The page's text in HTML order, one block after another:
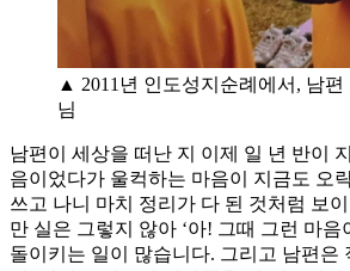
▲ 2011년 인도성지순례에서, 남편
님
남편이 세상을 떠난 지 이제 일 년 반이
음이었다가 울컥하는 마음이 지금도 오
쓰고 나니 마치 정리가 다 된 것처럼 보
만 실은 그렇지 않아 ‘아! 그때 그런 마음
돌이키는 일이 많습니다. 그리고 남편은